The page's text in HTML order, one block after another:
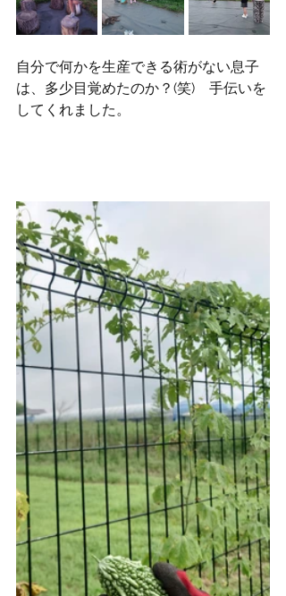
自分で何かを生産できる術がない息子
は、多少目覚めたのか？(笑)　手伝いを
してくれました。